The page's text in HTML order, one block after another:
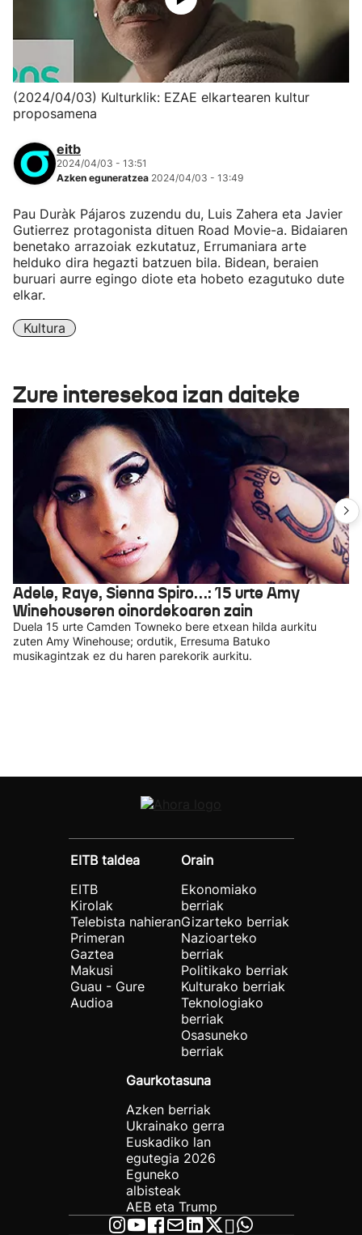
(2024/04/03) Kulturklik: EZAE elkartearen kultur
proposamena
eitb
2024/04/03 - 13:51
Azken eguneratzea 2024/04/03 - 13:49
Pau Duràk Pájaros zuzendu du, Luis Zahera eta Javier
Gutierrez protagonista dituen Road Movie-a. Bidaiaren
benetako arrazoiak ezkutatuz, Errumaniara arte
helduko dira hegazti batzuen bila. Bidean, beraien
buruari aurre egingo diote eta hobeto ezagutuko dute
elkar.
Kultura
Zure interesekoa izan daiteke
Adele, Raye, Sienna Spiro…: 15 urte Amy
Winehouseren oinordekoaren zain
Duela 15 urte Camden Towneko bere etxean hilda aurkitu
zuten Amy Winehouse; ordutik, Erresuma Batuko
musikagintzak ez du haren parekorik aurkitu.
EITB taldea
EITB
Kirolak
Telebista nahieran
Primeran
Gaztea
Makusi
Guau - Gure
Audioa
Orain
Ekonomiako
berriak
Gizarteko berriak
Nazioarteko
berriak
Politikako berriak
Kulturako berriak
Teknologiako
berriak
Osasuneko
berriak
Gaurkotasuna
Azken berriak
Ukrainako gerra
Euskadiko lan
egutegia 2026
Eguneko
albisteak
AEB eta Trump